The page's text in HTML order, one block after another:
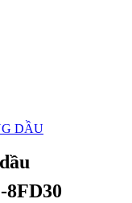
DẦU
8FD30